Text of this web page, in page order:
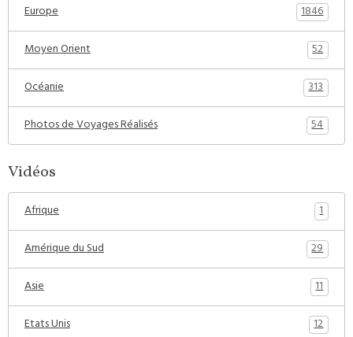
Europe
1846
Moyen Orient
52
Océanie
313
Photos de Voyages Réalisés
54
Vidéos
Afrique
1
Amérique du Sud
29
Asie
11
Etats Unis
12